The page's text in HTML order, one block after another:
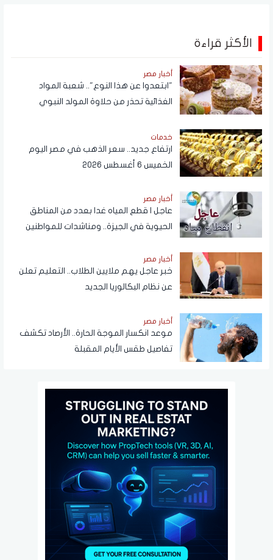
الأكثر قراءة
أخبار مصر
"ابتعدوا عن هذا النوع".. شعبة المواد
الغذائية تحذر من حلاوة المولد النبوي
خدمات
ارتفاع جديد.. سعر الذهب في مصر اليوم
الخميس 6 أغسطس 2026
أخبار مصر
عاجل | قطع المياه غدا بعدد من المناطق
الحيوية في الجيزة.. ومناشدات للمواطنين
أخبار مصر
خبر عاجل يهم ملايين الطلاب.. التعليم تعلن
عن نظام البكالوريا الجديد
أخبار مصر
موعد انكسار الموجة الحارة.. الأرصاد تكشف
تفاصيل طقس الأيام المقبلة